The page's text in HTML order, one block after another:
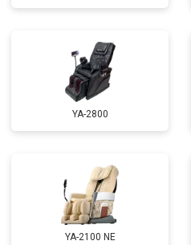
Ремонт сканера
Ремонт купюроприемника
Замена сетевого трансформатора
Ремонт микро-лифта
YA-2800
YA-2100 NE